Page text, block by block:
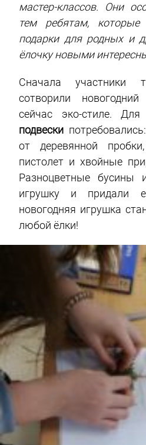
мастер-классов. Они
тем ребятам,
подарки для родных и
ёлочку новыми
Сначала участники
сотворили
сейчас эко-стиле.
подвески
от деревянной
пистолет и хвойные
Разноцветные бусины
игрушку и придали
новогодняя игрушка
любой ёлки!